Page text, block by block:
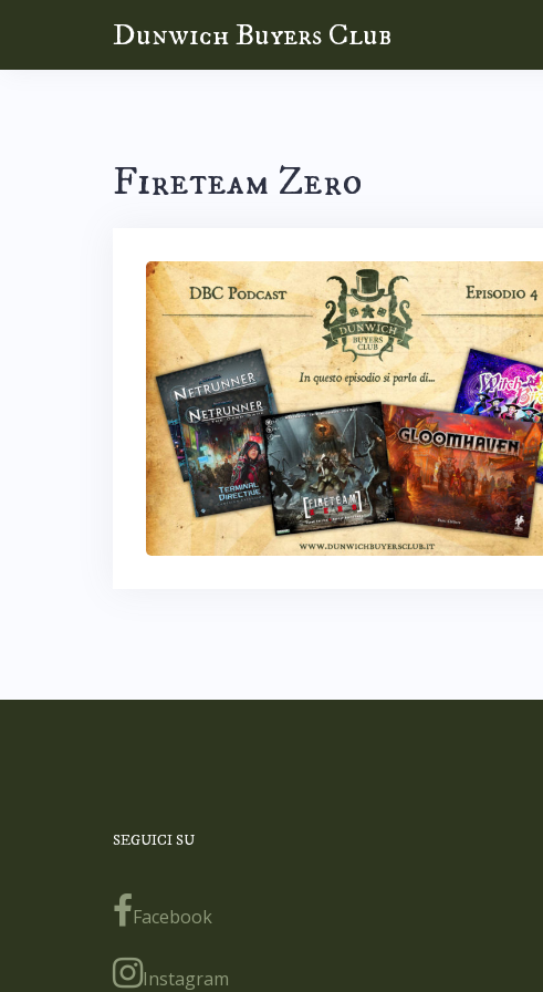
Dunwich Buyers Club
Fireteam Zero
SEGUICI SU
Facebook
Instagram